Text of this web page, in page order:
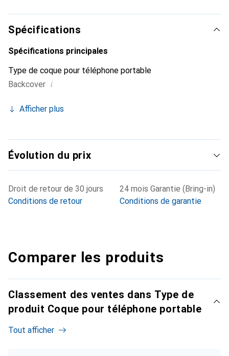
produits de haute qualité, la marque Noreve est un choix
sûr pour une clientèle exigeante.
Spécifications
Spécifications principales
Type de coque pour téléphone portable
Backcover i
Afficher plus
Évolution du prix
Droit de retour de 30 jours
Conditions de retour
24 mois Garantie (Bring-in)
Conditions de garantie
Comparer les produits
Classement des ventes dans Type de
produit Coque pour téléphone portable
Tout afficher